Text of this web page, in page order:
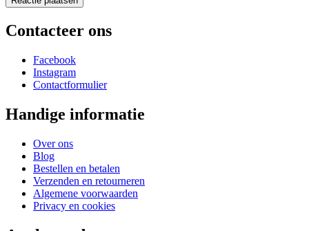
Contacteer ons
Facebook
Instagram
Contactformulier
Handige informatie
Over ons
Blog
Bestellen en betalen
Verzenden en retourneren
Algemene voorwaarden
Privacy en cookies